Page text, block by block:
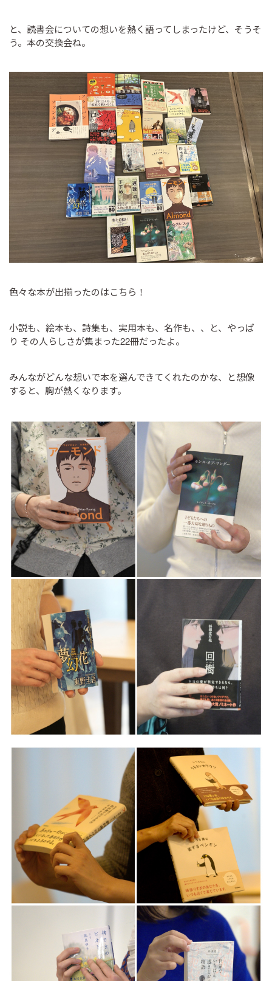
と、読書会についての想いを熱く語ってしまったけど、そうそ
う。本の交換会ね。
色々な本が出揃ったのはこちら！
小説も、絵本も、詩集も、実用本も、名作も、、と、やっぱ
り その人らしさが集まった22冊だったよ。
みんながどんな想いで本を選んできてくれたのかな、と想像
すると、胸が熱くなります。